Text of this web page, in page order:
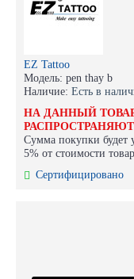
EZ Tattoo
Модель: pen thay b
Наличие: Есть в
НА ДАННЫЙ
Сумма покупки будет
5% от стоимости
Сертифицировано